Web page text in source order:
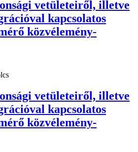
vetületeiről, illetve
kapcsolatos
közvélemény-
vetületeiről, illetve
kapcsolatos
közvélemény-